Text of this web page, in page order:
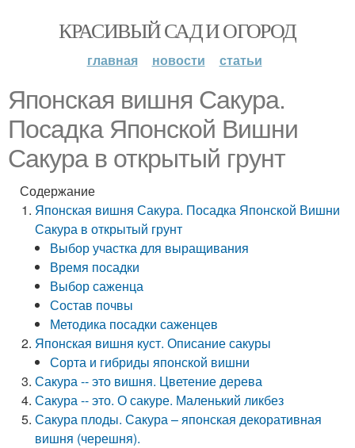
КРАСИВЫЙ САД И ОГОРОД
главная новости статьи
Японская вишня Сакура.
Посадка Японской Вишни
Сакура в открытый грунт
Содержание
Японская вишня Сакура. Посадка Японской Вишни
Сакура в открытый грунт
Выбор участка для выращивания
Время посадки
Выбор саженца
Состав почвы
Методика посадки саженцев
Японская вишня куст. Описание сакуры
Сорта и гибриды японской вишни
Сакура -- это вишня. Цветение дерева
Сакура -- это. О сакуре. Маленький ликбез
Сакура плоды. Сакура – японская декоративная
вишня (черешня).